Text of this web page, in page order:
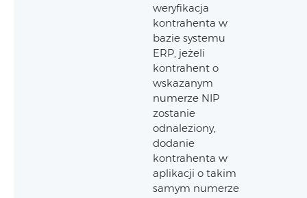
weryfikacja
kontrahenta w
bazie systemu
ERP, jeżeli
kontrahent o
wskazanym
numerze NIP
zostanie
odnaleziony,
dodanie
kontrahenta w
aplikacji o takim
samym numerze